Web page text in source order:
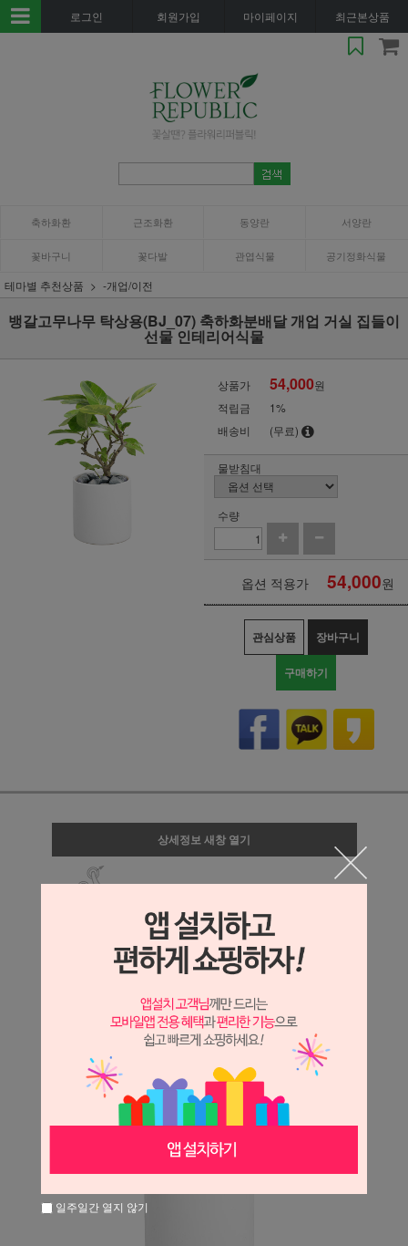
로그인 회원가입 마이페이지 최근본상품
축하화환 근조화환 동양란 서양란
꽃바구니 꽃다발 관엽식물 공기정화식물
테마별 추천상품 -개업/이전
뱅갈고무나무 탁상용(BJ_07) 축하화분배달 개업 거실 집들이
선물 인테리어식물
상품가 54,000원
적립금
1%
배송비
(무료)
물받침대
수량
옵션 적용가 54,000원
관심상품 장바구니
구매하기
상세정보 새창 열기
일주일간 열지 않기